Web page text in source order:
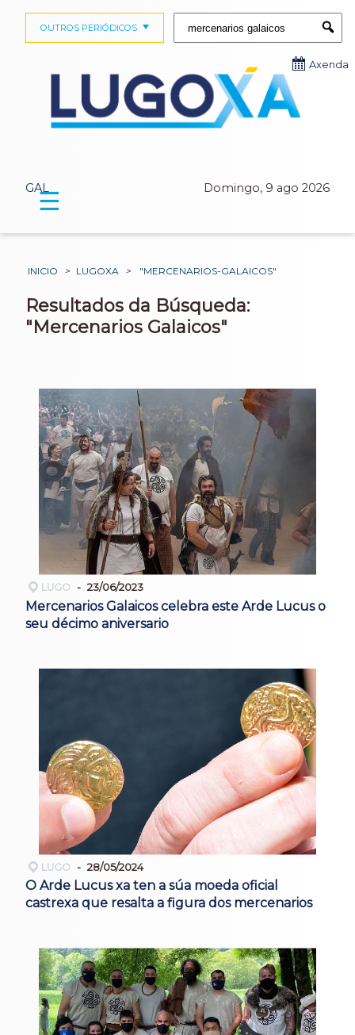
GAL Domingo, 9 ago 2026
OUTROS PERIÓDICOS
Axenda
☰
INICIO > LUGOXA > "MERCENARIOS-GALAICOS"
Resultados da Búsqueda:
"Mercenarios Galaicos"
LUGO 23/06/2023
Mercenarios Galaicos celebra este Arde Lucus o
seu décimo aniversario
LUGO 28/05/2024
O Arde Lucus xa ten a súa moeda oficial
castrexa que resalta a figura dos mercenarios